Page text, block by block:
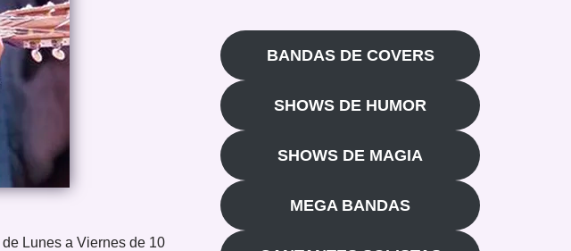
de Lunes a Viernes de 10
BANDAS DE COVERS
SHOWS DE HUMOR
SHOWS DE MAGIA
MEGA BANDAS